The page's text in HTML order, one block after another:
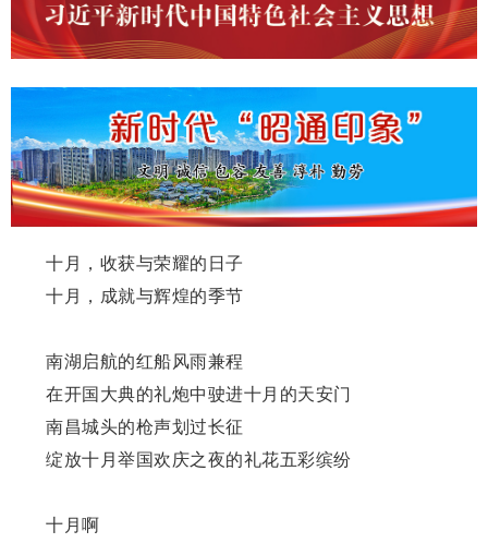
十月，收获与荣耀的日子
十月，成就与辉煌的季节
南湖启航的红船风雨兼程
在开国大典的礼炮中驶进十月的天安门
南昌城头的枪声划过长征
绽放十月举国欢庆之夜的礼花五彩缤纷
十月啊